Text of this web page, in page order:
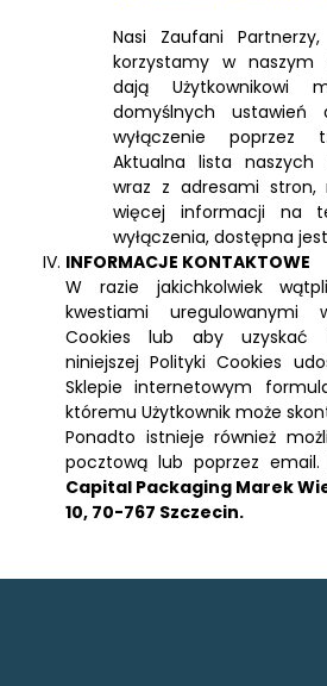
Nasi Zaufani
korzystamy w naszym
dają Użytkownikowi
domyślnych
wyłączenie
Aktualna lista naszych
wraz z adresami stron,
więcej informacji na
wyłączenia, dostępna
INFORMACJE KONTAKTOWE
W razie jakichkolwiek
kwestiami uregulowanymi
Cookies lub aby uzyskać
niniejszej Polityki Cookies
Sklepie internetowym
któremu Użytkownik może
Ponadto istnieje również
pocztową lub poprzez
Capital Packaging Marek
10, 70-767 Szczecin.